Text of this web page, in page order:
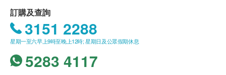
酮
小便蛋白
血液
膽紅素
尿膽原
亞硝酸鹽
訂購一經確認，不設更改已訂購的計劃，轉讓給第
三者及／或退款。
所有體格檢查並非作為醫務診斷或治療用途。
心保留最後決定權。
訂購及查詢
3151 2288
星期一至六早上9時至晚上12時; 星期日及公眾假期休息
5283 4117